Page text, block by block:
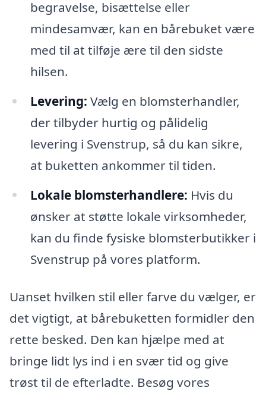
begravelse, bisættelse eller
mindesamvær, kan en bårebuket være
med til at tilføje ære til den sidste
hilsen.
Levering: Vælg en blomsterhandler,
der tilbyder hurtig og pålidelig
levering i Svenstrup, så du kan sikre,
at buketten ankommer til tiden.
Lokale blomsterhandlere: Hvis du
ønsker at støtte lokale virksomheder,
kan du finde fysiske blomsterbutikker i
Svenstrup på vores platform.
Uanset hvilken stil eller farve du vælger, er
det vigtigt, at bårebuketten formidler den
rette besked. Den kan hjælpe med at
bringe lidt lys ind i en svær tid og give
trøst til de efterladte. Besøg vores